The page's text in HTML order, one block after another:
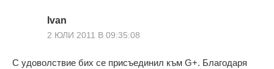
Ivan
2 ЮЛИ 2011 В 09:35:08
С удоволствие бих се присъединил към G+. Благодаря